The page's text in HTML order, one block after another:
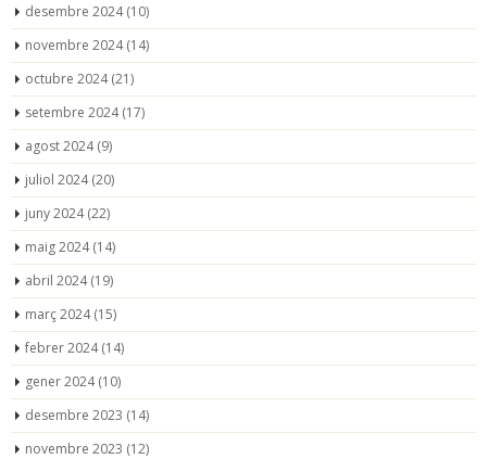
desembre 2024(10)
novembre 2024(14)
octubre 2024(21)
setembre 2024(17)
agost 2024(9)
juliol 2024(20)
juny 2024(22)
maig 2024(14)
abril 2024(19)
març 2024(15)
febrer 2024(14)
gener 2024(10)
desembre 2023 (14)
novembre 2023 (12)